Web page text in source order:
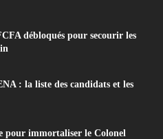
débloqués pour secourir les
: la liste des candidats et les
pour immortaliser le Colonel